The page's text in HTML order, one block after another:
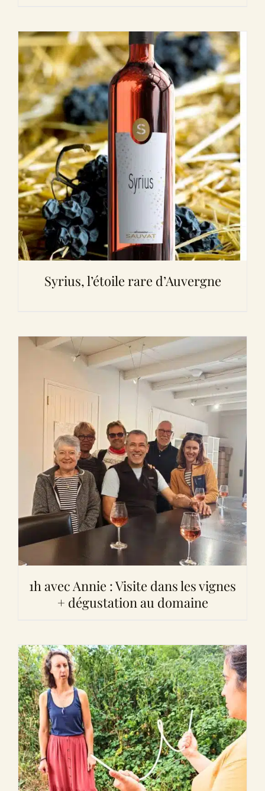
Syrius, l’étoile rare d’Auvergne
1h avec Annie : Visite dans les vignes
+ dégustation au domaine